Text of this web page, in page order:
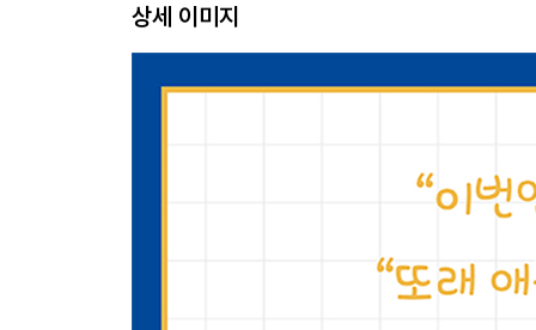
상세 이미지